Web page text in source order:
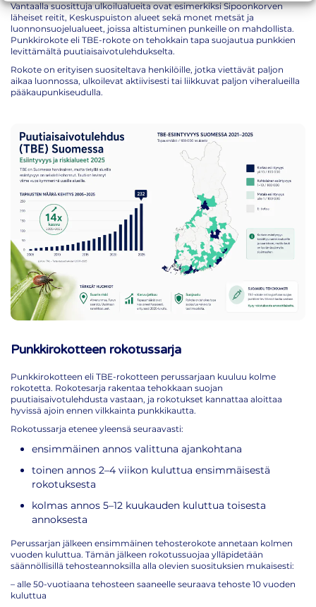
Vantaalla suosittuja ulkoilualueita ovat esimerkiksi Sipoonkorven
läheiset reitit, Keskuspuiston alueet sekä monet metsät ja
luonnonsuojelualueet, joissa altistuminen punkeille on mahdollista.
Punkkirokote eli TBE-rokote on tehokkain tapa suojautua punkkien
levittämältä puutiaisaivotulehdukselta.
Rokote on erityisen suositeltava henkilöille, jotka viettävät paljon
aikaa luonnossa, ulkoilevat aktiivisesti tai liikkuvat paljon viheralueilla
pääkaupunkiseudulla.
Punkkirokotteen rokotussarja
Punkkirokotteen eli TBE-rokotteen perussarjaan kuuluu kolme
rokotetta. Rokotesarja rakentaa tehokkaan suojan
puutiaisaivotulehdusta vastaan, ja rokotukset kannattaa aloittaa
hyvissä ajoin ennen vilkkainta punkkikautta.
Rokotussarja etenee yleensä seuraavasti:
ensimmäinen annos valittuna ajankohtana
toinen annos 2–4 viikon kuluttua ensimmäisestä
rokotuksesta
kolmas annos 5–12 kuukauden kuluttua toisesta
annoksesta
Perussarjan jälkeen ensimmäinen tehosterokote annetaan kolmen
vuoden kuluttua. Tämän jälkeen rokotussuojaa ylläpidetään
säännöllisillä tehosteannoksilla alla olevien suosituksien mukaisesti:
– alle 50-vuotiaana tehosteen saaneelle seuraava tehoste 10 vuoden
kuluttua